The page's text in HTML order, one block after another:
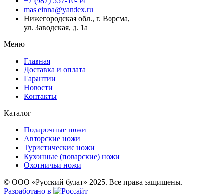
masleinna@yandex.ru
Нижегородская обл., г. Ворсма,
ул. Заводская, д. 1а
Меню
Главная
Доставка и оплата
Гарантии
Новости
Контакты
Каталог
Подарочные ножи
Авторские ножи
Туристические ножи
Кухонные (поварские) ножи
Охотничьи ножи
© ООО «Русский булат» 2025. Все права защищены.
Разработано в